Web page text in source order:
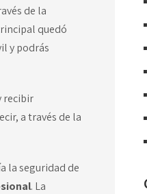
de la
quedó
y podrás
recibir
a través de la
la seguridad de
. La